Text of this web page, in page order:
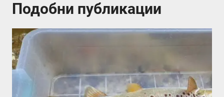
Подобни публикации